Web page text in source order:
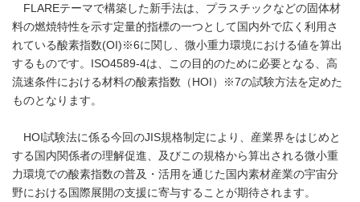
FLAREテーマで構築した新手法は、プラスチックなどの固体材
料の燃焼特性を示す定量的指標の一つとして国内外で広く利用さ
れている酸素指数(OI)※6に関し、微小重力環境における値を算出
するものです。ISO4589-4は、この目的のために必要となる、高
流速条件における材料の酸素指数（HOI）※7の試験方法を定めた
ものとなります。
HOI試験法に係る今回のJIS規格制定により、産業界をはじめと
する国内関係者の理解促進、及びこの規格から算出される微小重
力環境での酸素指数の普及・活用を通じた国内素材産業の宇宙分
野における国際展開の支援に寄与することが期待されます。